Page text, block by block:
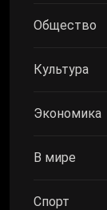
Общество
Культура
Экономика
В мире
Спорт